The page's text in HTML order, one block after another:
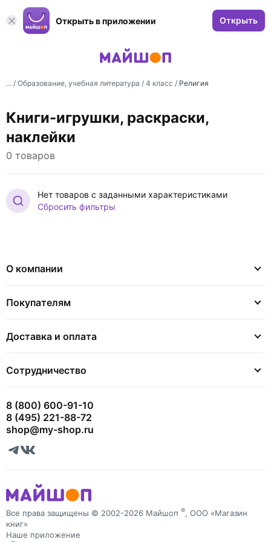
Открыть в приложении Открыть
... / Образование, учебная литература / 4 класс / Религия
Книги-игрушки, раскраски,
наклейки
0 товаров
Нет товаров с заданными характеристиками
Сбросить фильтры
О компании
Покупателям
Доставка и оплата
Сотрудничество
8 (800) 600-91-10
8 (495) 221-88-72
shop@my-shop.ru
Все права защищены © 2002-2026 Майшоп ®, ООО «Магазин
книг»
Наше приложение